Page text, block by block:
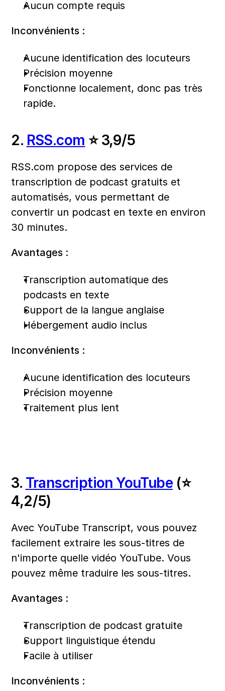
Aucun compte requis
Inconvénients :
Aucune identification des locuteurs
Précision moyenne
Fonctionne localement, donc pas très
rapide.
2. RSS.com ⭐ 3,9/5
RSS.com propose des services de
transcription de podcast gratuits et
automatisés, vous permettant de
convertir un podcast en texte en environ
30 minutes.
Avantages :
Transcription automatique des
podcasts en texte
Support de la langue anglaise
Hébergement audio inclus
Inconvénients :
Aucune identification des locuteurs
Précision moyenne
Traitement plus lent
3. Transcription YouTube (⭐
4,2/5)
Avec YouTube Transcript, vous pouvez
facilement extraire les sous-titres de
n'importe quelle vidéo YouTube. Vous
pouvez même traduire les sous-titres.
Avantages :
Transcription de podcast gratuite
Support linguistique étendu
Facile à utiliser
Inconvénients :